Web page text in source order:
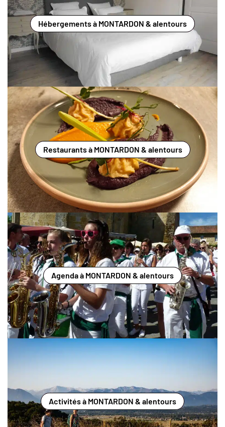
Hébergements à MONTARDON & alentours
Restaurants à MONTARDON & alentours
Agenda à MONTARDON & alentours
Activités à MONTARDON & alentours